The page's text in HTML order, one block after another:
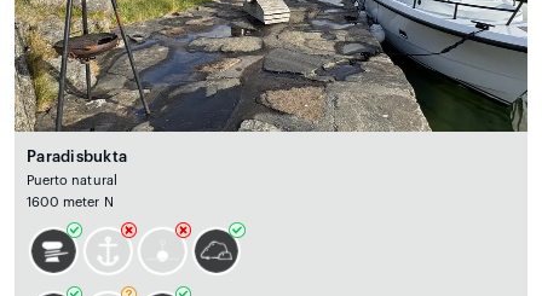
Paradisbukta
Puerto natural
1600 meter N